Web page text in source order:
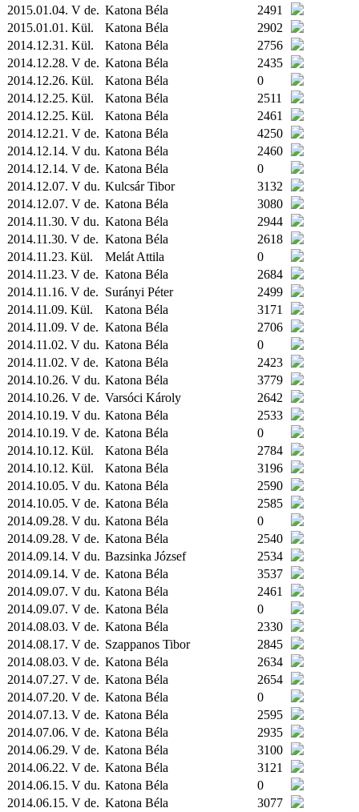
2015.01.04. V de. Katona Béla
2491
2015.01.01. Kül. Katona Béla
2902
2014.12.31. Kül. Katona Béla
2756
2014.12.28. V de. Katona Béla
2435
2014.12.26. Kül. Katona Béla
0
2014.12.25. Kül. Katona Béla
2511
2014.12.25. Kül. Katona Béla
2461
2014.12.21. V de. Katona Béla
4250
2014.12.14. V du. Katona Béla
2460
2014.12.14. V de. Katona Béla
0
2014.12.07. V du. Kulcsár Tibor
3132
2014.12.07. V de. Katona Béla
3080
2014.11.30. V du. Katona Béla
2944
2014.11.30. V de. Katona Béla
2618
2014.11.23. Kül. Melát Attila
0
2014.11.23. V de. Katona Béla
2684
2014.11.16. V de. Surányi Péter
2499
2014.11.09. Kül. Katona Béla
3171
2014.11.09. V de. Katona Béla
2706
2014.11.02. V du. Katona Béla
0
2014.11.02. V de. Katona Béla
2423
2014.10.26. V du. Katona Béla
3779
2014.10.26. V de. Varsóci Károly
2642
2014.10.19. V du. Katona Béla
2533
2014.10.19. V de. Katona Béla
0
2014.10.12. Kül. Katona Béla
2784
2014.10.12. Kül. Katona Béla
3196
2014.10.05. V du. Katona Béla
2590
2014.10.05. V de. Katona Béla
2585
2014.09.28. V du. Katona Béla
0
2014.09.28. V de. Katona Béla
2540
2014.09.14. V du. Bazsinka József
2534
2014.09.14. V de. Katona Béla
3537
2014.09.07. V du. Katona Béla
2461
2014.09.07. V de. Katona Béla
0
2014.08.03. V de. Katona Béla
2330
2014.08.17. V de. Szappanos Tibor
2845
2014.08.03. V de. Katona Béla
2634
2014.07.27. V de. Katona Béla
2654
2014.07.20. V de. Katona Béla
0
2014.07.13. V de. Katona Béla
2595
2014.07.06. V de. Katona Béla
2935
2014.06.29. V de. Katona Béla
3100
2014.06.22. V de. Katona Béla
3121
2014.06.15. V du. Katona Béla
0
2014.06.15. V de. Katona Béla
3077